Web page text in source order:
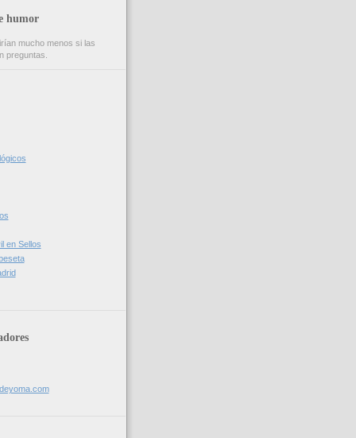
humor
mucho menos si las
preguntas.
en Sellos